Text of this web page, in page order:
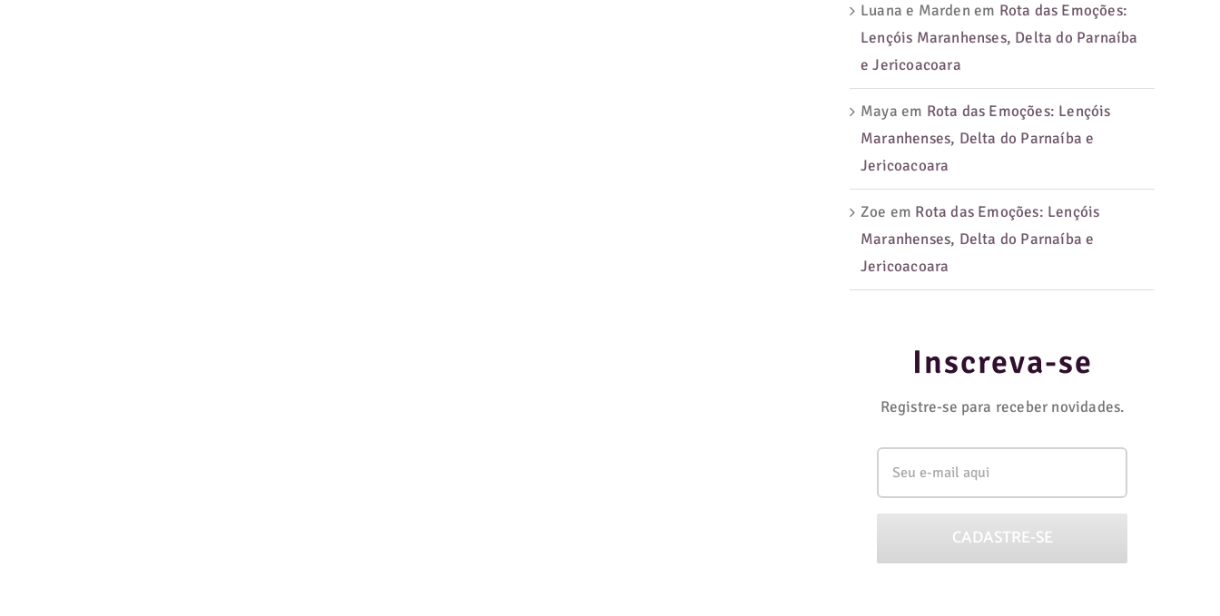
Luana e Marden em Rota das Emoções:
Lençóis Maranhenses, Delta do Parnaíba
e Jericoacoara
Maya em Rota das Emoções: Lençóis
Maranhenses, Delta do Parnaíba e
Jericoacoara
Zoe em Rota das Emoções: Lençóis
Maranhenses, Delta do Parnaíba e
Jericoacoara
Inscreva-se
Registre-se para receber novidades.